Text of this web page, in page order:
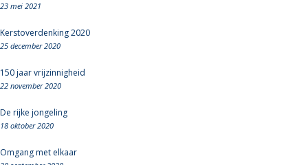
23 mei 2021
Kerstoverdenking 2020
25 december 2020
150 jaar vrijzinnigheid
22 november 2020
De rijke jongeling
18 oktober 2020
Omgang met elkaar